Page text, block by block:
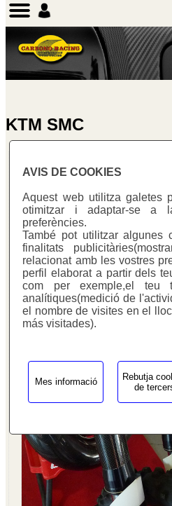
AVIS DE COOKIES
Aquest web utilitza galetes
otimitzar i adaptar-se a
preferències.
També pot utilitzar algunes
finalitats
relacionat amb les vostres
perfil elaborat a partir dels
com per exemple,el teu
analítiques(medició de
el nombre de visites en el
más visitades).
Mes informació
Rebutja
de
KTM SMC